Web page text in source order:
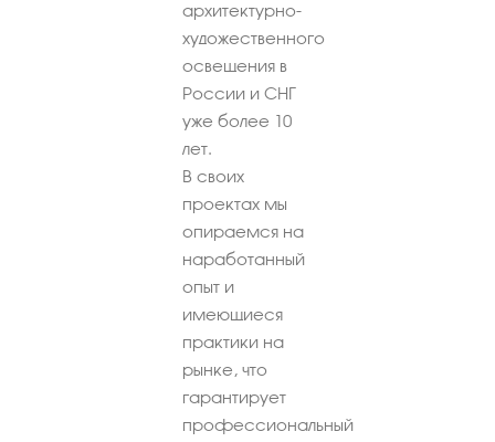
архитектурно-
художественного
освещения в
России и СНГ
уже более 10
лет.
В своих
проектах мы
опираемся на
наработанный
опыт и
имеющиеся
практики на
рынке, что
гарантирует
профессиональный